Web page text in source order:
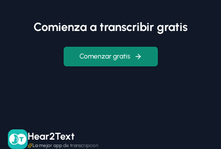
Comienza a transcribir gratis
Comenzar gratis
Hear2Text
La mejor app de transcripcion